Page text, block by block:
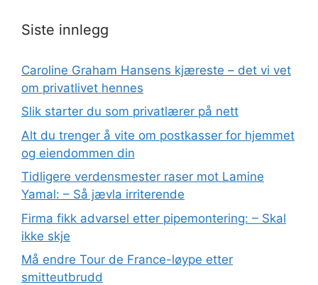
Siste innlegg
Caroline Graham Hansens kjæreste – det vi vet
om privatlivet hennes
Slik starter du som privatlærer på nett
Alt du trenger å vite om postkasser for hjemmet
og eiendommen din
Tidligere verdensmester raser mot Lamine
Yamal: – Så jævla irriterende
Firma fikk advarsel etter pipemontering: – Skal
ikke skje
Må endre Tour de France-løype etter
smitteutbrudd